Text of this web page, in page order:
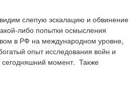
слепую эскалацию и обвинение
либо попытки осмысления
в РФ на международном уровне,
опыт исследования войн и
сегодняшний момент. Также